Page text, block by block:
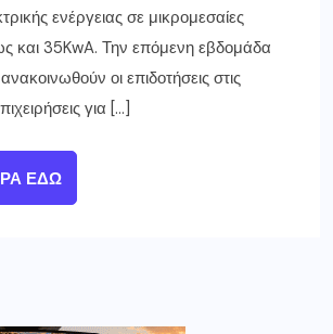
ενέργειας σε μικρομεσαίες
και 35KwA. Την επόμενη εβδομάδα
οι επιδοτήσεις στις
για […]
ΕΔΏ